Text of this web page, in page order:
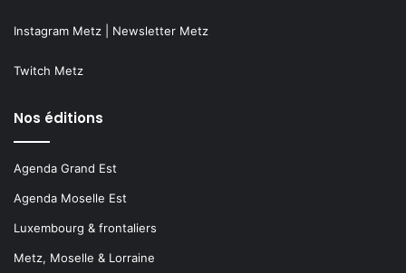
Instagram Metz Newsletter Metz
Twitch Metz
Nos éditions
Agenda Grand Est
Agenda Moselle Est
Luxembourg & frontaliers
Metz, Moselle & Lorraine